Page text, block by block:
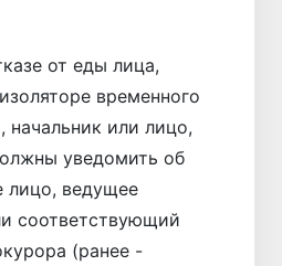
от еды лица,
временного
или лицо,
уведомить об
лицо, ведущее
соответствующий
(ранее -